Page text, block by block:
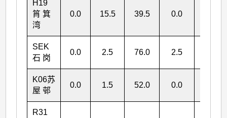
H19
筲 箕
湾
0.0 15.5 39.5 0.0
SEK
石 岗
0.0 2.5 76.0 2.5
K06苏
屋 邨
0.0 1.5 52.0 0.0
R31